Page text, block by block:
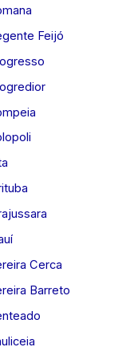
Feijó
Cerca
Barreto